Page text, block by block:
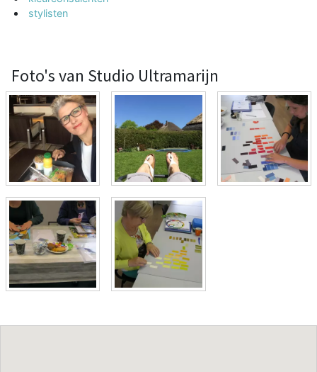
stylisten
Foto's van Studio Ultramarijn